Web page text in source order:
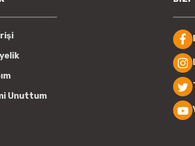
Unuttum